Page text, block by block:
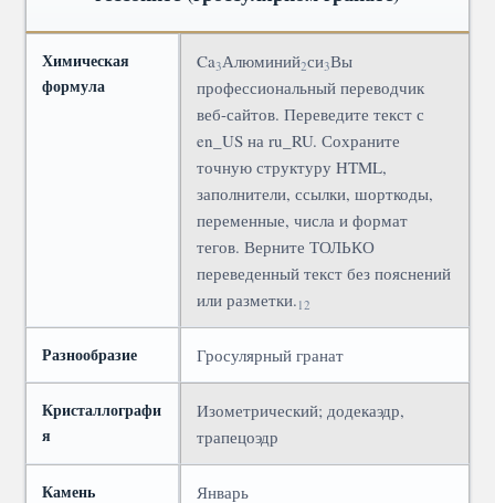
Химическая
формула
Ca3Алюминий2си3Вы
профессиональный переводчик
веб-сайтов. Переведите текст с
en_US на ru_RU. Сохраните
точную структуру HTML,
заполнители, ссылки, шорткоды,
переменные, числа и формат
тегов. Верните ТОЛЬКО
переведенный текст без пояснений
или разметки. 12
Разнообразие Гросулярный гранат
Кристаллографи
я
Изометрический; додекаэдр,
трапецоэдр
Камень
Январь